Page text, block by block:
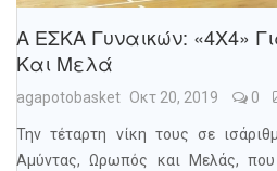
Α ΕΣΚΑ Γυναικών: «4Χ4»
Και Μελά
agapotobasket Οκτ 20, 2019 0
Την τέταρτη νίκη τους σε
Αμύντας, Ωρωπός και Μελάς, που